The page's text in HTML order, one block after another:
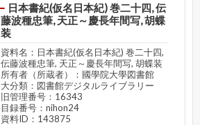
日本書紀(仮名日本紀) 巻二十四, 伝
藤波種忠筆, 天正～慶長年間写, 胡蝶
装
資料名：日本書紀(仮名日本紀) 巻二十四,
伝藤波種忠筆, 天正～慶長年間写, 胡蝶装
所有者（所蔵者）：國學院大學図書館
大分類：図書館デジタルライブラリー
旧管理番号：16343
目録番号：nihon24
資料ID：143875